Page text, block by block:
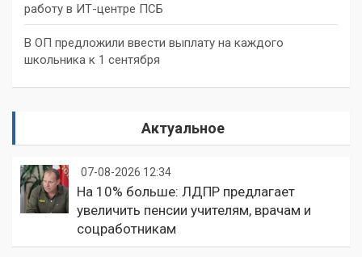
работу в ИТ-центре ПСБ
В ОП предложили ввести выплату на каждого
школьника к 1 сентября
Актуальное
07-08-2026 12:34
На 10% больше: ЛДПР предлагает
увеличить пенсии учителям, врачам и
соцработникам